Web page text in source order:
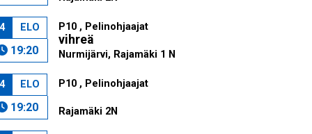
ELO
19:20
P10 , Pelinohjaajat
vihreä
Nurmijärvi, Rajamäki 1 N
ELO
19:20
P10 , Pelinohjaajat
Rajamäki 2N